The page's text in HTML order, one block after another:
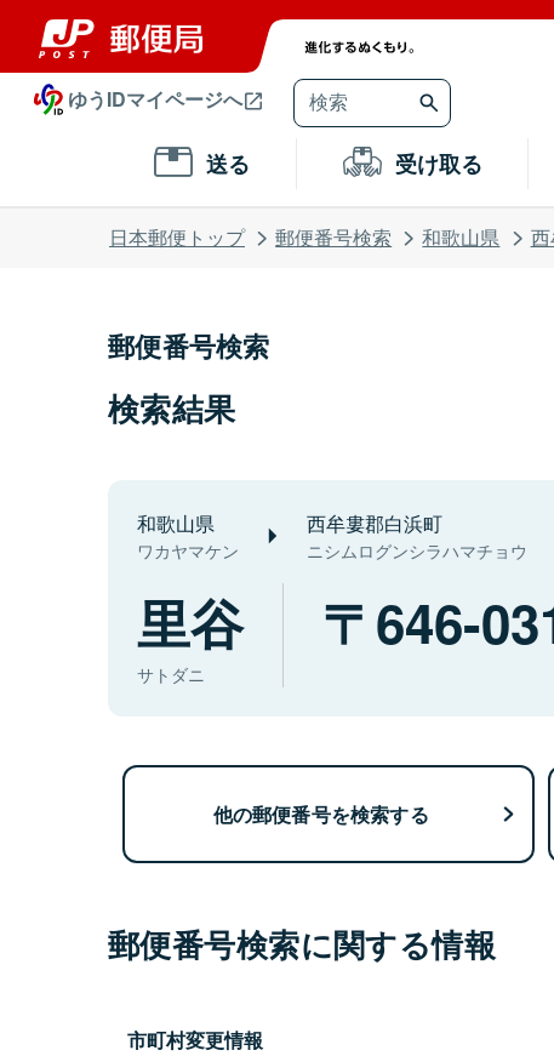
ゆうIDマイページへ
送る 受け取る
日本郵便トップ 郵便番号検索 和歌山県
郵便番号検索
検索結果
和歌山県
ワカヤマケン
西牟婁郡白浜町
ニシムログンシラハマチョウ
里谷
サトダニ
646-
他の郵便番号を検索する
郵便番号検索に関する情報
市町村変更情報